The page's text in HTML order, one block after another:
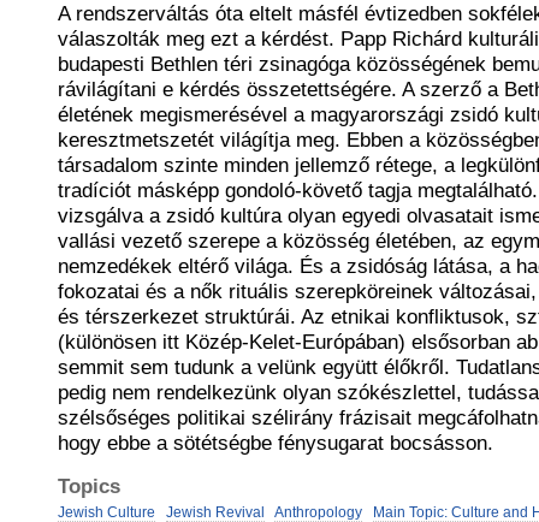
A rendszerváltás óta eltelt másfél évtizedben
válaszolták meg ezt a kérdést. Papp Richárd
budapesti Bethlen téri zsinagóga közösségének
rávilágítani e kérdés összetettségére. A szerző a
életének megismerésével a magyarországi zsidó
keresztmetszetét világítja meg. Ebben a
társadalom szinte minden jellemző rétege, a
tradíciót másképp gondoló-követő tagja
vizsgálva a zsidó kultúra olyan egyedi olvasatait
vallási vezető szerepe a közösség életében, az
nemzedékek eltérő világa. És a zsidóság látása, a
fokozatai és a nők rituális szerepköreinek
és térszerkezet struktúrái. Az etnikai konfliktusok,
(különösen itt Közép-Kelet-Európában) elsősorban
semmit sem tudunk a velünk együtt élőkről.
pedig nem rendelkezünk olyan szókészlettel,
szélsőséges politikai szélirány frázisait
hogy ebbe a sötétségbe fénysugarat bocsásson.
Topics
Jewish Culture Jewish Revival Anthropology Main Topic: Culture and